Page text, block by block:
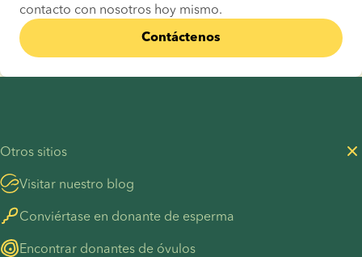
contacto con nosotros hoy mismo.
Contáctenos
Otros sitios
Visitar nuestro blog
Conviértase en donante de esperma
Encontrar donantes de óvulos